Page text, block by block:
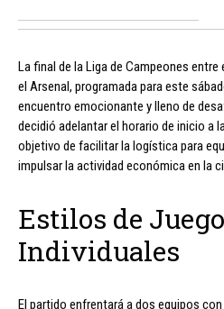
La final de la Liga de Campeones entre
el Arsenal, programada para este
encuentro emocionante y lleno de
decidió adelantar el horario de inicio a
objetivo de facilitar la logística para
impulsar la actividad económica en la
Estilos de
Individuales
El partido enfrentará a dos equipos